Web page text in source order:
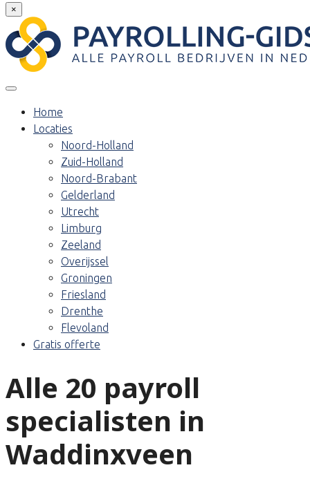
×
Home
Locaties
Noord-Holland
Zuid-Holland
Noord-Brabant
Gelderland
Utrecht
Limburg
Zeeland
Overijssel
Groningen
Friesland
Drenthe
Flevoland
Gratis offerte
Alle 20 payroll
specialisten in
Waddinxveen